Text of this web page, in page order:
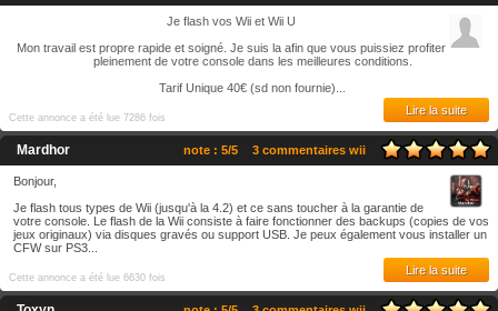
Je flash vos Wii et Wii U
Mon travail est propre rapide et soigné. Je suis la afin que vous puissiez profiter
pleinement de votre console dans les meilleures conditions.
Tarif Unique 40€ (sd non fournie)...
Cette annonce a été lue 7286 fois
Lire la suite
Mardhor 3 commentaires wii
note : 5/5
Bonjour,
Je flash tous types de Wii (jusqu'à la 4.2) et ce sans toucher à la garantie de
votre console. Le flash de la Wii consiste à faire fonctionner des backups (copies de vos
jeux originaux) via disques gravés ou support USB. Je peux également vous installer un
CFW sur PS3...
Cette annonce a été lue 6630 fois
Lire la suite